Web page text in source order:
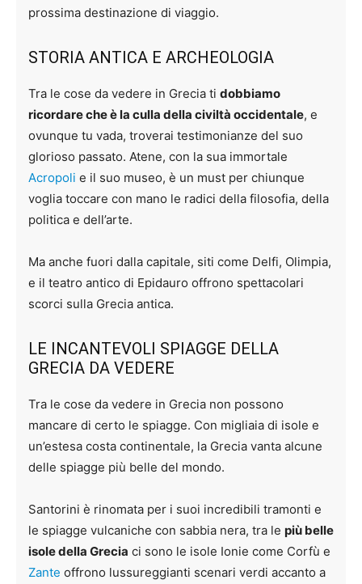
prossima destinazione di viaggio.
STORIA ANTICA E ARCHEOLOGIA
Tra le cose da vedere in Grecia ti dobbiamo
ricordare che è la culla della civiltà occidentale, e
ovunque tu vada, troverai testimonianze del suo
glorioso passato. Atene, con la sua immortale
Acropoli e il suo museo, è un must per chiunque
voglia toccare con mano le radici della filosofia, della
politica e dell’arte.
Ma anche fuori dalla capitale, siti come Delfi, Olimpia,
e il teatro antico di Epidauro offrono spettacolari
scorci sulla Grecia antica.
LE INCANTEVOLI SPIAGGE DELLA
GRECIA DA VEDERE
Tra le cose da vedere in Grecia non possono
mancare di certo le spiagge. Con migliaia di isole e
un’estesa costa continentale, la Grecia vanta alcune
delle spiagge più belle del mondo.
Santorini è rinomata per i suoi incredibili tramonti e
le spiagge vulcaniche con sabbia nera, tra le più belle
isole della Grecia ci sono le isole Ionie come Corfù e
Zante offrono lussureggianti scenari verdi accanto a